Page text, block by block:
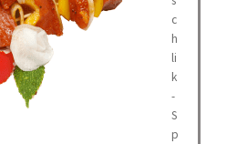
c
h
li
k
-
S
p